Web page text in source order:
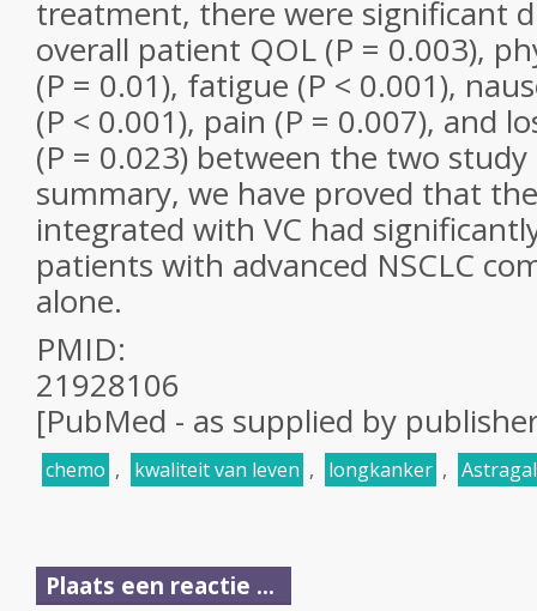
treatment, there were significant
overall patient QOL (P = 0.003),
(P = 0.01), fatigue (P < 0.001),
(P < 0.001), pain (P = 0.007), and
(P = 0.023) between the two
summary, we have proved that
integrated with VC had
patients with advanced NSCLC
alone.
PMID:
21928106
[PubMed - as supplied by
chemo , kwaliteit van leven , longkanker ,
Plaats een reactie ...